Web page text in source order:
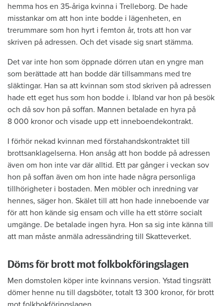
hemma hos en 35-åriga kvinna i Trelleborg. De hade
misstankar om att hon inte bodde i lägenheten, en
trerummare som hon hyrt i femton år, trots att hon var
skriven på adressen. Och det visade sig snart stämma.
Det var inte hon som öppnade dörren utan en yngre man
som berättade att han bodde där tillsammans med tre
släktingar. Han sa att kvinnan som stod skriven på adressen
hade ett eget hus som hon bodde i. Ibland var hon på besök
och då sov hon på soffan. Mannen betalade en hyra på
8 000 kronor och visade upp ett inneboendekontrakt.
I förhör nekad kvinnan med förstahandskontraktet till
brottsanklagelserna. Hon ansåg att hon bodde på adressen
även om hon inte var där alltid. Ett par gånger i veckan sov
hon på soffan även om hon inte hade några personliga
tillhörigheter i bostaden. Men möbler och inredning var
hennes, säger hon. Skälet till att hon hade inneboende var
för att hon kände sig ensam och ville ha ett större socialt
umgänge. De betalade ingen hyra. Hon sa sig inte känna till
att man måste anmäla adressändring till Skatteverket.
Döms för brott mot folkbokföringslagen
Men domstolen köper inte kvinnans version. Ystad tingsrätt
dömer henne nu till dagsböter, totalt 13 300 kronor, för brott